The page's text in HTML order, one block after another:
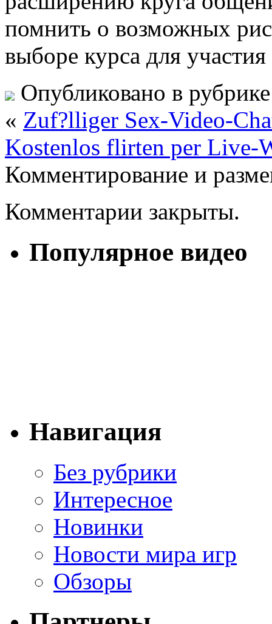
помнить о возможных
выборе курса для
Опубликовано в
« Zuf?lliger Sex-Video-
Kostenlos flirten per Live-
Комментирование и
Комментарии закрыты.
Популярное видео
Навигация
Без рубрики
Интересное
Новинки
Новости мира игр
Обзоры